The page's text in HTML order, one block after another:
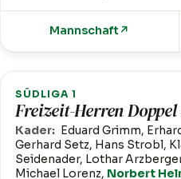
Mannschaft ↗
SÜDLIGA 1
Freizeit-Herren Doppel
Kader: Eduard Grimm,
Gerhard Setz, Hans Strobl,
Seidenader, Lothar
Michael Lorenz, Norbert